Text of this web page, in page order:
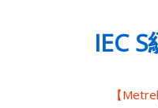
IEC
【